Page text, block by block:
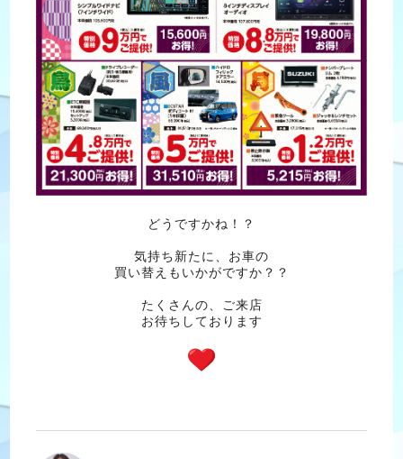
どうですかね！？
気持ち新たに、お車の
買い替えもいかがですか？？
たくさんの、ご来店
お待ちしております